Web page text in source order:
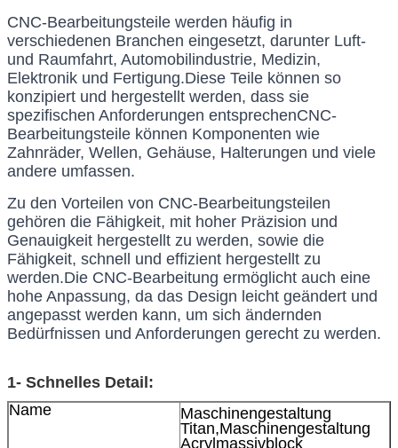
CNC-Bearbeitungsteile werden häufig in
verschiedenen Branchen eingesetzt, darunter Luft-
und Raumfahrt, Automobilindustrie, Medizin,
Elektronik und Fertigung.Diese Teile können so
konzipiert und hergestellt werden, dass sie
spezifischen Anforderungen entsprechenCNC-
Bearbeitungsteile können Komponenten wie
Zahnräder, Wellen, Gehäuse, Halterungen und viele
andere umfassen.
Zu den Vorteilen von CNC-Bearbeitungsteilen
gehören die Fähigkeit, mit hoher Präzision und
Genauigkeit hergestellt zu werden, sowie die
Fähigkeit, schnell und effizient hergestellt zu
werden.Die CNC-Bearbeitung ermöglicht auch eine
hohe Anpassung, da das Design leicht geändert und
angepasst werden kann, um sich ändernden
Bedürfnissen und Anforderungen gerecht zu werden.
1- Schnelles Detail:
Name
Maschinengestaltung
Titan,Maschinengestaltung
Acrylmassivblock